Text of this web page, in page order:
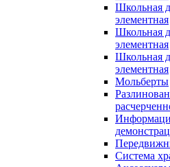
Школьная
элементная
Школьная
элементная
Школьная
элементная
Мольберты
Система